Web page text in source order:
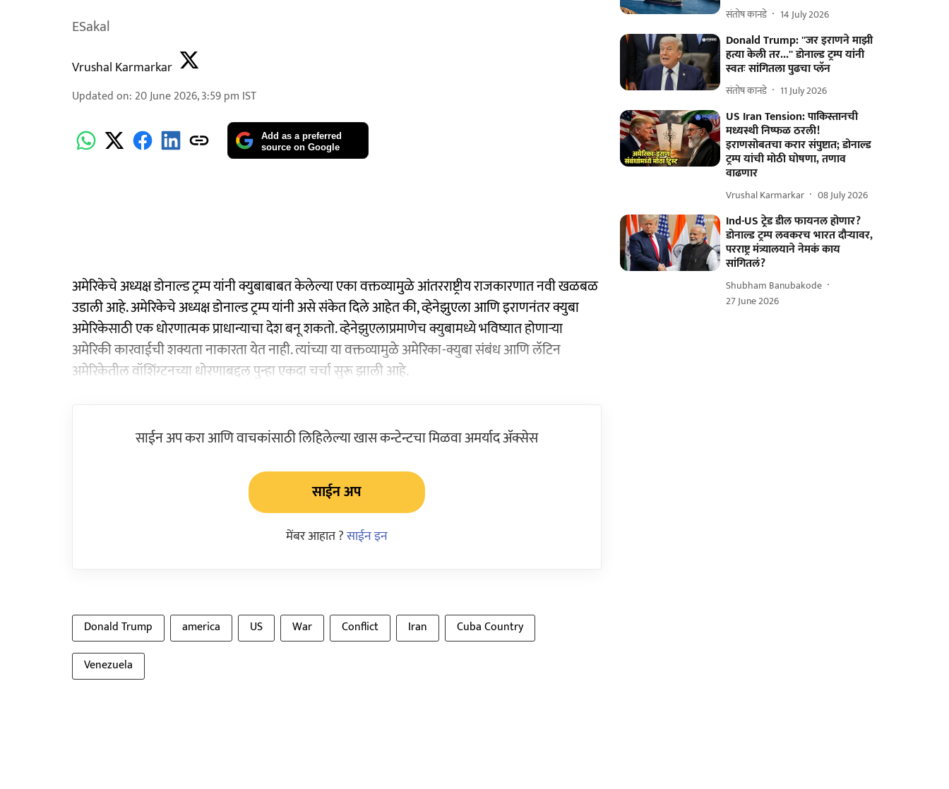
ESakal
Vrushal Karmarkar
Updated on: 20 June 2026, 3:59 pm IST
Add as a preferred
source on Google
अमेरिकेचे अध्यक्ष डोनाल्ड ट्रम्प यांनी क्युबाबाबत केलेल्या एका वक्तव्यामुळे आंतरराष्ट्रीय राजकारणात नवी खळबळ
उडाली आहे. अमेरिकेचे अध्यक्ष डोनाल्ड ट्रम्प यांनी असे संकेत दिले आहेत की, व्हेनेझुएला आणि इराणनंतर क्युबा
अमेरिकेसाठी एक धोरणात्मक प्राधान्याचा देश बनू शकतो. व्हेनेझुएलाप्रमाणेच क्युबामध्ये भविष्यात होणाऱ्या
अमेरिकी कारवाईची शक्यता नाकारता येत नाही. त्यांच्या या वक्तव्यामुळे अमेरिका-क्युबा संबंध आणि लॅटिन
अमेरिकेतील वॉशिंग्टनच्या धोरणाबद्दल पुन्हा एकदा चर्चा सुरू झाली आहे.
साईन अप करा आणि वाचकांसाठी लिहिलेल्या खास कन्टेन्टचा मिळवा अमर्याद ॲक्सेस
साईन अप
मेंबर आहात ?साईन इन
Donald Trump america US War Conflict Iran
Cuba Country
Venezuela
संतोष कानडे 14 July 2026
Donald Trump: ''जर इराणने माझी
हत्या केली तर...'' डोनाल्ड ट्रम्प यांनी
स्वतः सांगितला पुढचा प्लॅन
संतोष कानडे 11 July 2026
US Iran Tension: पाकिस्तानची
मध्यस्थी निष्फळ ठरली!
इराणसोबतचा करार संपुष्टात; डोनाल्ड
ट्रम्प यांची मोठी घोषणा, तणाव
वाढणार
Vrushal Karmarkar 08 July 2026
Ind-US ट्रे़ड डील फायनल होणार?
डोनाल्ड ट्रम्प लवकरच भारत दौऱ्यावर,
परराष्ट्र मंत्र्यालयाने नेमकं काय
सांगितलं?
Shubham Banubakode
27 June 2026